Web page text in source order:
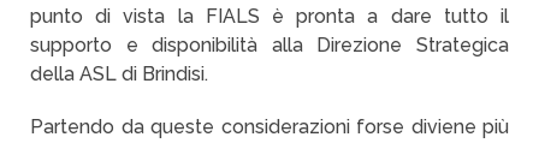
punto di vista la FIALS è pronta a dare tutto il
supporto e disponibilità alla Direzione Strategica
della ASL di Brindisi.
Partendo da queste considerazioni forse diviene più